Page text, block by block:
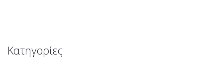
Κατηγορίες